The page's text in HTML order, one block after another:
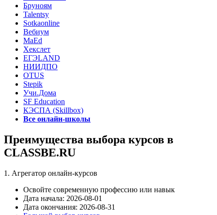
Бруноям
Talentsy
Sotkaonline
Вебиум
MaEd
Хекслет
ЕГЭLAND
НИИДПО
OTUS
Stepik
Учи.Дома
SF Education
КЭСПА (Skillbox)
Все онлайн-школы
Преимущества выбора курсов в
CLASSBE.RU
1. Агрегатор онлайн-курсов
Освойте современную профессию или навык
Дата начала: 2026-08-01
Дата окончания: 2026-08-31